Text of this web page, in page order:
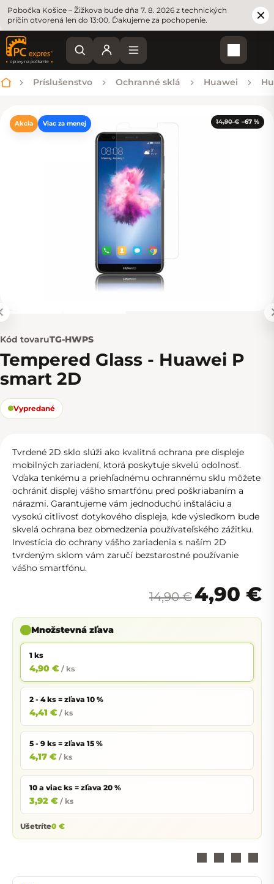
Pobočka Košice – Žižkova bude dňa 7. 8. 2026 z technických
príčin otvorená len do 13:00. Ďakujeme za pochopenie.
Domov
Príslušenstvo Ochranné sklá Huawei
Akcia Viac za menej 14,90 € –67 %
Kód tovaruTG-HWPS
Tempered Glass - Huawei P
smart 2D
Vypredané
Tvrdené 2D sklo slúži ako kvalitná ochrana pre displeje
mobilných zariadení, ktorá poskytuje skvelú odolnosť.
Vďaka tenkému a priehľadnému ochrannému sklu môžete
ochrániť displej vášho smartfónu pred poškriabaním a
nárazmi. Garantujeme vám jednoduchú inštaláciu a
vysokú citlivosť dotykového displeja, kde výsledkom bude
skvelá ochrana bez obmedzenia používateľského zážitku.
Investícia do ochrany vášho zariadenia s naším 2D
tvrdeným sklom vám zaručí bezstarostné používanie
vášho smartfónu.
14,90 €4,90 €
Množstevná zľava
1 ks
4,90 € / ks
2 - 4 ks = zľava 10 %
4,41 € / ks
5 - 9 ks = zľava 15 %
4,17 € / ks
10 a viac ks = zľava 20 %
3,92 € / ks
Ušetríte0 €